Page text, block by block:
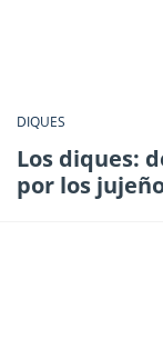
DIQUES
Los diques:
por los